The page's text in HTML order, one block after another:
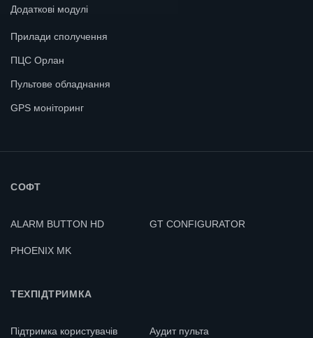
Додаткові модулі
Прилади сполучення
ПЦС Орлан
Пультове обладнання
GPS моніторинг
СОФТ
ALARM BUTTON HD GT CONFIGURATOR
PHOENIX MK
ТЕХПІДТРИМКА
Підтримка користувачів Аудит пульта